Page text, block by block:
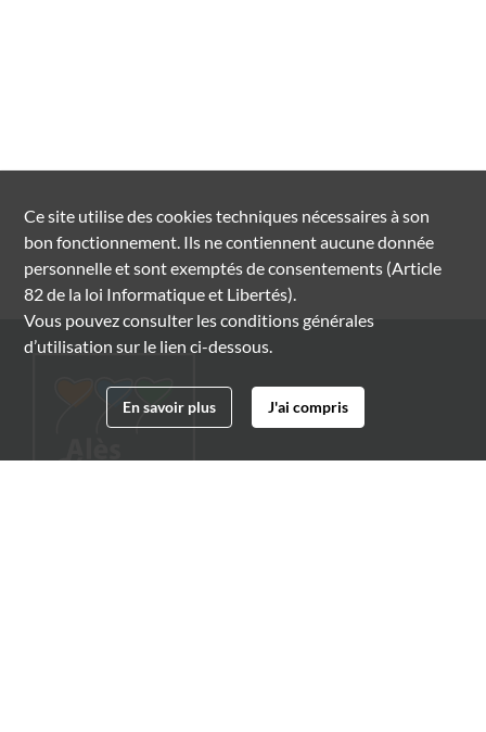
Ce site utilise descookiestechniques nécessaires à son
bon fonctionnement. Ils ne contiennent aucune donnée
personnelle et sont exemptés de consentements (Article
82 de la loi Informatique et Libertés).
Vous pouvez consulter les conditions générales
d’utilisation sur le lien ci-dessous.
En savoir plus J'ai compris